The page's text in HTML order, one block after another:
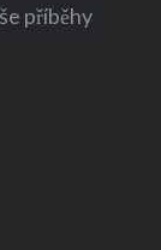
příběhy